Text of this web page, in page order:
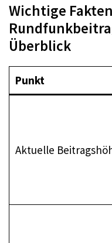
Wichtige
Überblick
Punkt
Aktuelle